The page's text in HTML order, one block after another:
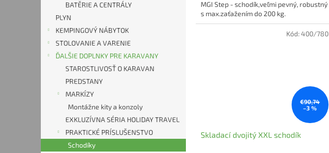
BATĚRIE A CENTRÁLY
PLYN
KEMPINGOVÝ NÁBYTOK
STOLOVANIE A VARENIE
ĎALŠIE DOPLNKY PRE KARAVANY
STAROSTLIVOSŤ O KARAVAN
PREDSTANY
MARKÍZY
Montážne kity a konzoly
EXKLUZÍVNA SÉRIA HOLIDAY TRAVEL
PRAKTICKÉ PRÍSLUŠENSTVO
Schodíky
MGI Step - schodík,veľmi pevný, robustný
s max.zaťažením do 200 kg.
€90,74
–3 %
Skladací dvojitý XXL schodík
Kód:400/780